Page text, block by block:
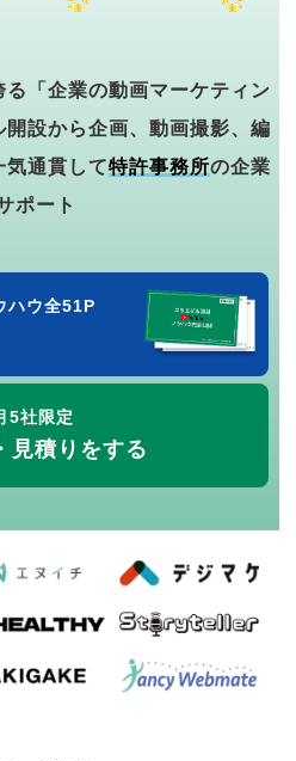
「企業の動画マーケティン
設から企画、動画撮影、編
気通貫して特許事務所の企業
ポート
ハウ全51P
5社限定
見積りをする